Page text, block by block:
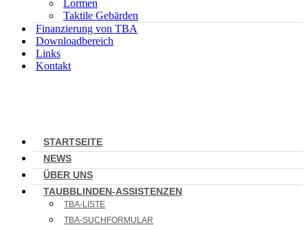
Lormen
Taktile Gebärden
Finanzierung von TBA
Downloadbereich
Links
Kontakt
STARTSEITE
NEWS
ÜBER UNS
TAUBBLINDEN-ASSISTENZEN
TBA-LISTE
TBA-SUCHFORMULAR